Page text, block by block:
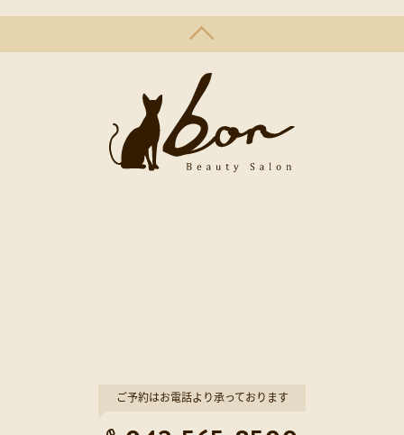
ご予約はお電話より承っております